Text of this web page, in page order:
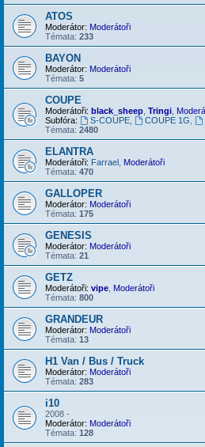
ATOS
Moderátor: Moderátoři
Témata: 233
BAYON
Moderátor: Moderátoři
Témata: 5
COUPE
Moderátoři: black_sheep Tringi
Subfóra:
S-COUPE, COUPE 1G
Témata: 2480
ELANTRA
Moderátoři: Farrael Moderátoři
Témata: 470
GALLOPER
Moderátor: Moderátoři
Témata: 175
GENESIS
Moderátor: Moderátoři
Témata: 21
GETZ
Moderátoři: vipe Moderátoři
Témata: 800
GRANDEUR
Moderátor: Moderátoři
Témata: 13
H1 Van / Bus / Truck
Moderátor: Moderátoři
Témata: 283
i10
2008 -
Moderátor: Moderátoři
Témata: 128